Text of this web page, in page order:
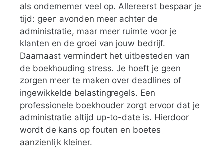
als ondernemer veel op. Allereerst bespaar je
tijd: geen avonden meer achter de
administratie, maar meer ruimte voor je
klanten en de groei van jouw bedrijf.
Daarnaast vermindert het uitbesteden van
de boekhouding stress. Je hoeft je geen
zorgen meer te maken over deadlines of
ingewikkelde belastingregels. Een
professionele boekhouder zorgt ervoor dat je
administratie altijd up-to-date is. Hierdoor
wordt de kans op fouten en boetes
aanzienlijk kleiner.